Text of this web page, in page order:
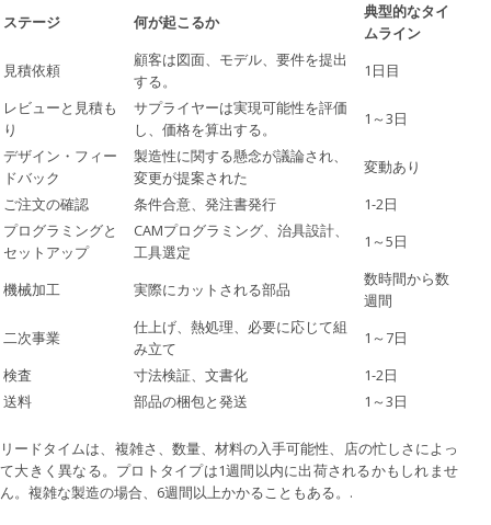
ステージ 何が起こるか
典型的なタイ
ムライン
見積依頼
顧客は図面、モデル、要件を提出
する。
1日目
レビューと見積も
り
サプライヤーは実現可能性を評価
し、価格を算出する。
1～3日
デザイン・フィー
ドバック
製造性に関する懸念が議論され、
変更が提案された
変動あり
ご注文の確認
条件合意、発注書発行
1-2日
プログラミングと
セットアップ
CAMプログラミング、治具設計、
工具選定
1～5日
機械加工 実際にカットされる部品
数時間から数
週間
二次事業
仕上げ、熱処理、必要に応じて組
み立て
1～7日
検査
寸法検証、文書化
1-2日
送料
部品の梱包と発送 1～3日
リードタイムは、複雑さ、数量、材料の入手可能性、店の忙しさによっ
て大きく異なる。プロトタイプは1週間以内に出荷されるかもしれませ
ん。複雑な製造の場合、6週間以上かかることもある。.